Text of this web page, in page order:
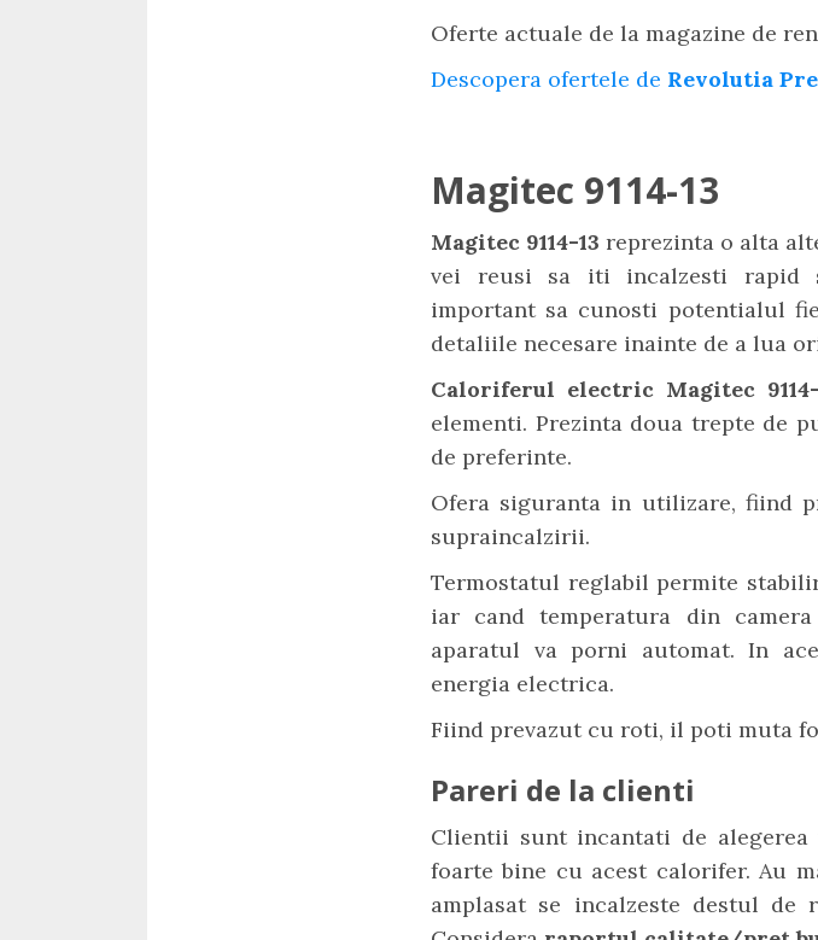
Oferte actuale de la magazine de
Descopera ofertele de Revolutia
Magitec 9114-13
Magitec 9114-13 reprezinta o alta
vei reusi sa iti incalzesti rapid
important sa cunosti potentialul
detaliile necesare inainte de a lua
Caloriferul electric Magitec 9114-
elementi. Prezinta doua trepte de
de preferinte.
Ofera siguranta in utilizare, fiind
supraincalzirii.
Termostatul reglabil permite
iar cand temperatura din
aparatul va porni automat. In
energia electrica.
Fiind prevazut cu roti, il poti muta
Pareri de la clienti
Clientii sunt incantati de
foarte bine cu acest calorifer. Au
amplasat se incalzeste destul